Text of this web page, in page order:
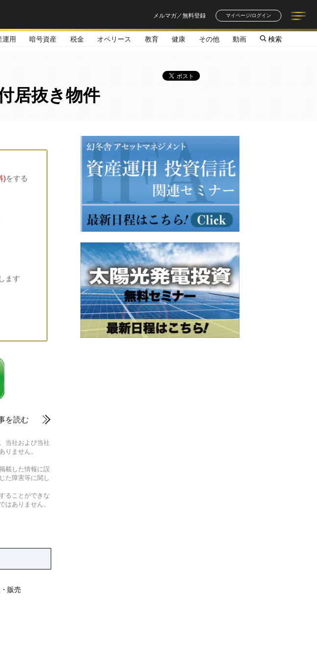
メルマガ／無料登録
マイページ/ログイン
記事一覧
著者一覧
運用 暗号資産 税金 オペリース 教育 健康 その他 動画 検索
居抜き物件
)をする
ます
を読む
当社および当社
りません。
載した情報に誤
た障害等に関し
ることができな
はありません。
販売